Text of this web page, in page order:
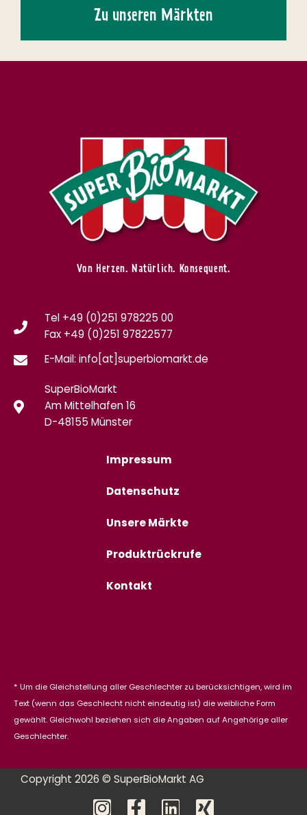
Zu unseren Märkten
Von Herzen. Natürlich. Konsequent.
Tel +49 (0)251 978225 00
Fax +49 (0)251 97822577
E-Mail: info[at]superbiomarkt.de
SuperBioMarkt
Am Mittelhafen 16
D-48155 Münster
Impressum
Datenschutz
Unsere Märkte
Produktrückrufe
Kontakt
* Um die Gleichstellung aller Geschlechter zu berücksichtigen, wird im
Text (wenn das Geschlecht nicht eindeutig ist) die weibliche Form
gewählt. Gleichwohl beziehen sich die Angaben auf Angehörige aller
Geschlechter.
Copyright 2026 © SuperBioMarkt AG